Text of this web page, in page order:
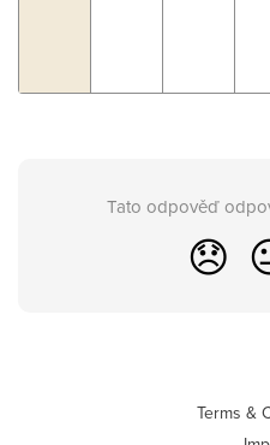
Tato odpověď
😞
Terms &